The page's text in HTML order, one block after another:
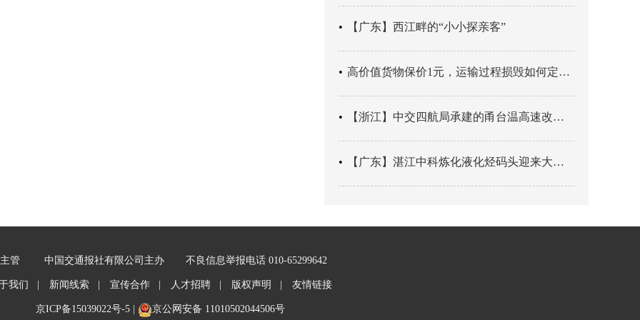
【广东】西江畔的“小小探亲客”
高价值货物保价1元，运输过程损毁如何定责？
【浙江】中交四航局承建的甬台温高速改扩建工程台州南段TJ06标段恢复双向通行
【广东】湛江中科炼化液化烃码头迎来大型外贸液化气船首靠
管 中国交通报社有限公司主办 不良信息举报电话 010-65299642
我们 | 新闻线索 | 宣传合作 | 人才招聘 | 版权声明 | 友情链接
京ICP备15039022号-5| 京公网安备 11010502044506号